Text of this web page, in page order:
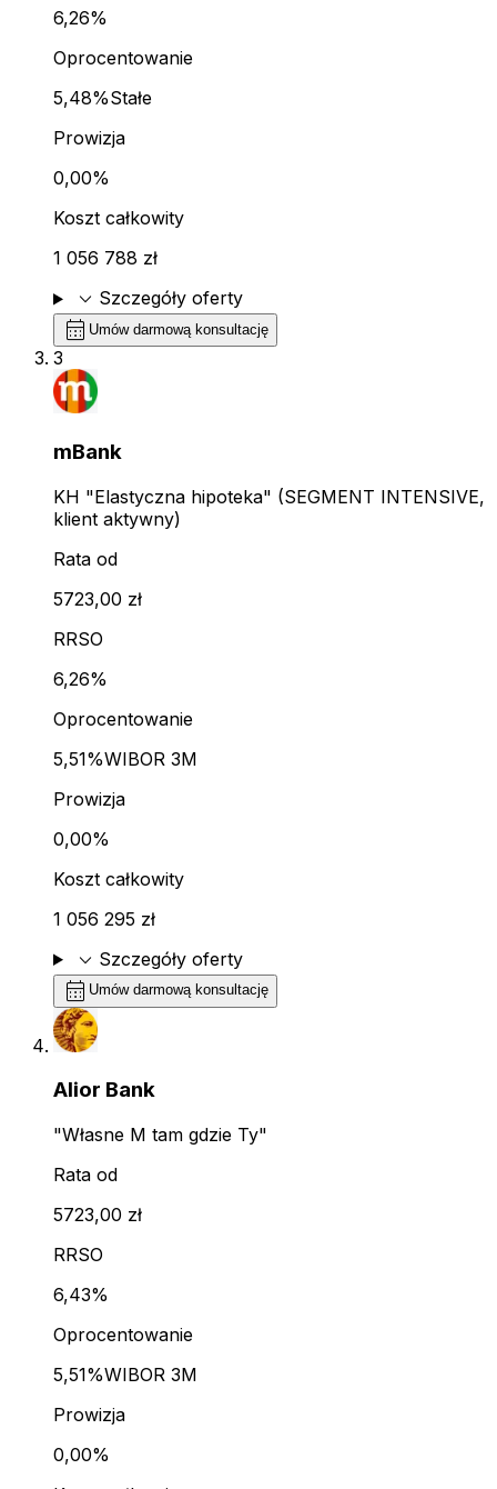
6,26%
Oprocentowanie
5,48%Stałe
Prowizja
0,00%
Koszt całkowity
1 056 788 zł
expand_more Szczegóły oferty
calendar_month Umów darmową konsultację
3
mBank
KH "Elastyczna hipoteka" (SEGMENT INTENSIVE,
klient aktywny)
Rata od
5723,00 zł
RRSO
6,26%
Oprocentowanie
5,51%WIBOR 3M
Prowizja
0,00%
Koszt całkowity
1 056 295 zł
expand_more Szczegóły oferty
calendar_month Umów darmową konsultację
Alior Bank
"Własne M tam gdzie Ty"
Rata od
5723,00 zł
RRSO
6,43%
Oprocentowanie
5,51%WIBOR 3M
Prowizja
0,00%